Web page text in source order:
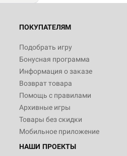
ПОКУПАТЕЛЯМ
Подобрать игру
Бонусная программа
Информация о заказе
Возврат товара
Помощь с правилами
Архивные игры
Товары без скидки
Мобильное приложение
НАШИ ПРОЕКТЫ